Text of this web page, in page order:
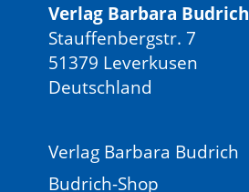
Verlag Barbara Budrich
Stauffenbergstr. 7
51379 Leverkusen
Deutschland
Verlag Barbara Budrich
Budrich-Shop